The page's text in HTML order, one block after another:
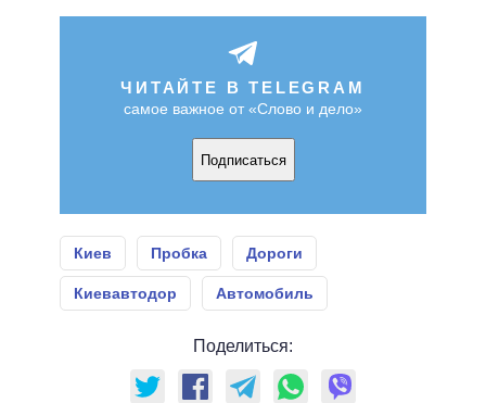
ЧИТАЙТЕ В TELEGRAM
самое важное от «Слово и дело»
Подписаться
Киев Пробка Дороги
Киевавтодор Автомобиль
Поделиться: